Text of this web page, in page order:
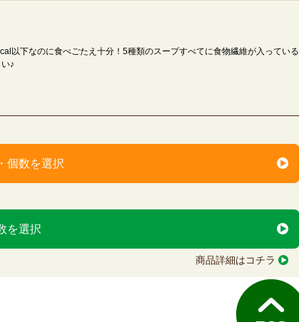
以下なのに食べごたえ十分！5種類のスープすべてに食物繊維が入っている
♪
個数を選択
を選択
商品詳細はコチラ